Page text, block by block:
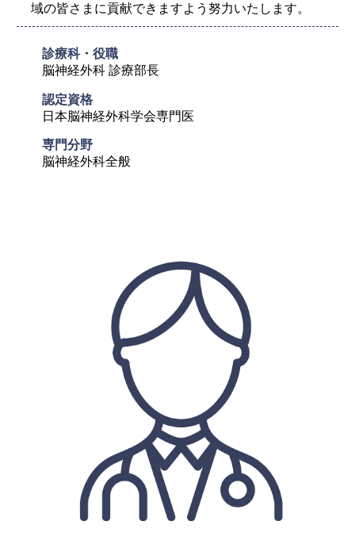
域の皆さまに貢献できますよう努力いたします。
診療科・役職
脳神経外科 診療部長
認定資格
日本脳神経外科学会専門医
専門分野
脳神経外科全般